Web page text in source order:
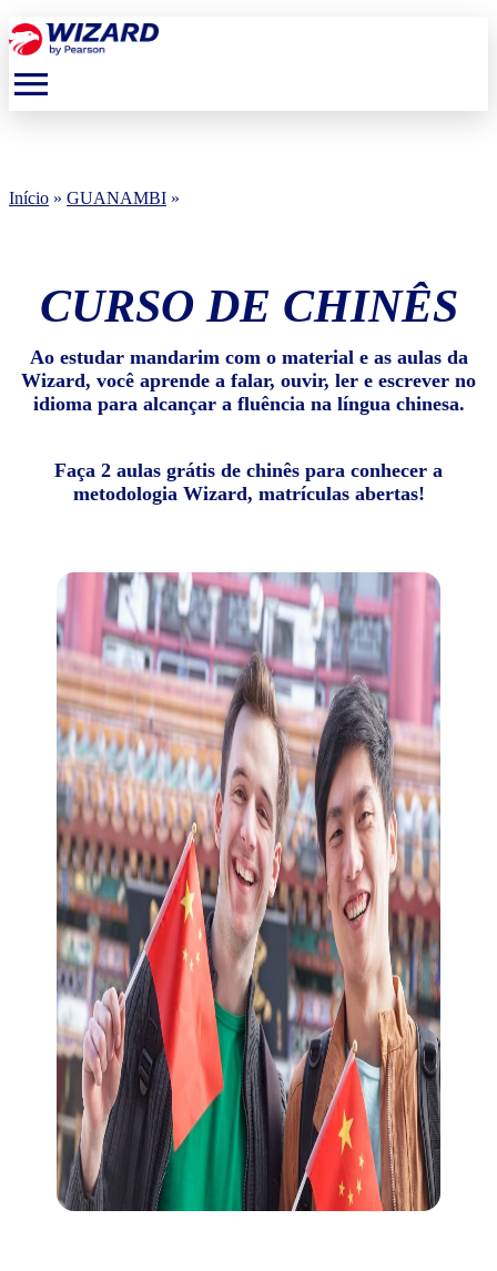
menu
Início » GUANAMBI »
CURSO DE CHINÊS
Ao estudar mandarim com o material e as aulas da
Wizard, você aprende a falar, ouvir, ler e escrever no
idioma para alcançar a fluência na língua chinesa.
Faça 2 aulas grátis de chinês para conhecer a
metodologia Wizard, matrículas abertas!